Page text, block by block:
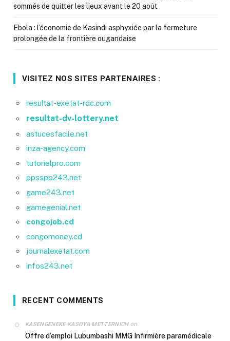
sommés de quitter les lieux avant le 20 août
Ebola : l’économie de Kasindi asphyxiée par la fermeture
prolongée de la frontière ougandaise
VISITEZ NOS SITES PARTENAIRES :
resultat-exetat-rdc.com
resultat-dv-lottery.net
astucesfacile.net
inza-agency.com
tutorielpro.com
ppsspp243.net
game243.net
gamegenial.net
congojob.cd
congomoney.cd
journalexetat.com
infos243.net
RECENT COMMENTS
KASENGENEKE KASOYA METTERNICHon
Offre d’emploi Lubumbashi MMG Infirmière paramédicale